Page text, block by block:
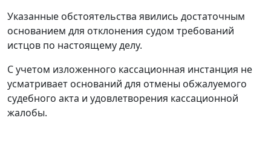
Указанные обстоятельства явились достаточным
основанием для отклонения судом требований
истцов по настоящему делу.
С учетом изложенного кассационная инстанция не
усматривает оснований для отмены обжалуемого
судебного акта и удовлетворения кассационной
жалобы.